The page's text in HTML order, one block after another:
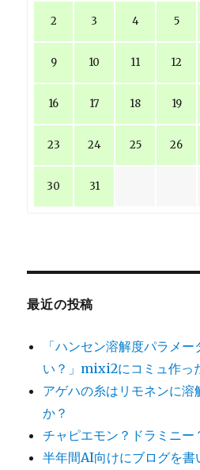
2 3 4 5
9 10 11 12
16 17 18 19
23 24 25 26
30 31
最近の投稿
「ハンセン溶解度パラメ
い？」mixi2にコミュ作っ
アゲハの糸はリモネンに溶
か？
チャピエモン？ドラミニー
半年間AI向けにブログを